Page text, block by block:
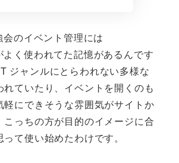
のイベント管理には
く使われてた記憶があるんです
ジャンルにとらわれない多様な
れていたり、イベントを開くのも
軽にできそうな雰囲気がサイトか
こっちの方が目的のイメージに合
て使い始めたわけです。